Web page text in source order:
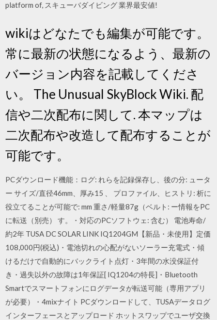
platform of, スキューバダイビング 業界最安値!
wikiはどなたでも編集が可能です。
常に最新の状態になるよう、最新の
バージョン内容を記載してくださ
い。 The Unusual SkyBlock Wiki. 配
信や二次配布に関して. 本マップは
二次配布や改造して配布することが
可能です。
PCダウンロード機能：ログ: れらを記録保存し、後の分: ュータ
ー サイズ/直径46mm、厚み15 、 プロファイル、ヒストリ: 析に
役立てることが可能で: mm 重さ/軽量87g（ベルト: ー情報をPC
に転送（別売） す。・対応のPCソフトウェ: 含む） 電池寿命/
約2年 TUSA DC SOLAR LINK IQ1204GM【新品・未使用】定価
108,000円(税込)・電池切れの心配がないソーラー充電式・傾
けるだけで自動的にバックライト点灯・3年間の水没保証付
き・過失以外の故障は1年保証[ IQ1204の特長]・Bluetooth
Smartでスマートフォンにログデータが転送可能（専用アプリ
が必要）・4mixナイト PCダウンロードして、TUSAデータログ
インターフェースとアップロード ホットスワップでユーザ交換